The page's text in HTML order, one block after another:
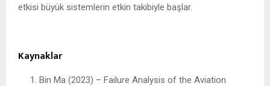
etkisi büyük sistemlerin etkin takibiyle başlar.
Kaynaklar
Bin Ma (2023) – Failure Analysis of the Aviation